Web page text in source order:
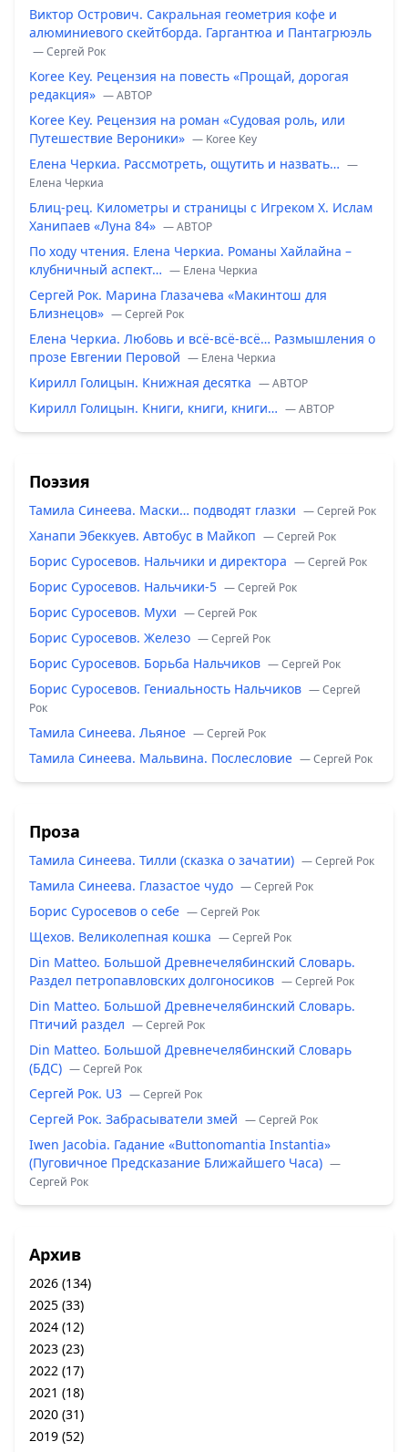
Виктор Острович. Сакральная геометрия кофе и
алюминиевого скейтборда. Гаргантюа и Пантагрюэль
— Сергей Рок
Koree Key. Рецензия на повесть «Прощай, дорогая
редакция» — ABTOP
Koree Key. Рецензия на роман «Судовая роль, или
Путешествие Вероники» — Koree Key
Елена Черкиа. Рассмотреть, ощутить и назвать… —
Елена Черкиа
Блиц-рец. Километры и страницы с Игреком Х. Ислам
Ханипаев «Луна 84» — ABTOP
По ходу чтения. Елена Черкиа. Романы Хайлайна –
клубничный аспект… — Елена Черкиа
Сергей Рок. Марина Глазачева «Макинтош для
Близнецов» — Сергей Рок
Елена Черкиа. Любовь и всё-всё-всё… Размышления о
прозе Евгении Перовой — Елена Черкиа
Кирилл Голицын. Книжная десятка — ABTOP
Кирилл Голицын. Книги, книги, книги… — ABTOP
Поэзия
Тамила Синеева. Маски… подводят глазки — Сергей Рок
Ханапи Эбеккуев. Автобус в Майкоп — Сергей Рок
Борис Суросевов. Нальчики и директора — Сергей Рок
Борис Суросевов. Нальчики-5 — Сергей Рок
Борис Суросевов. Мухи — Сергей Рок
Борис Суросевов. Железо — Сергей Рок
Борис Суросевов. Борьба Нальчиков — Сергей Рок
Борис Суросевов. Гениальность Нальчиков — Сергей
Рок
Тамила Синеева. Льяное — Сергей Рок
Тамила Синеева. Мальвина. Послесловие — Сергей Рок
Проза
Тамила Синеева. Тилли (сказка о зачатии) — Сергей Рок
Тамила Синеева. Глазастое чудо — Сергей Рок
Борис Суросевов о себе — Сергей Рок
Щехов. Великолепная кошка — Сергей Рок
Din Matteo. Большой Древнечелябинский Словарь.
Раздел петропавловских долгоносиков — Сергей Рок
Din Matteo. Большой Древнечелябинский Словарь.
Птичий раздел — Сергей Рок
Din Matteo. Большой Древнечелябинский Словарь
(БДС) — Сергей Рок
Сергей Рок. U3 — Сергей Рок
Сергей Рок. Забрасыватели змей — Сергей Рок
Iwen Jacobia. Гадание «Buttonomantia Instantia»
(Пуговичное Предсказание Ближайшего Часа) —
Сергей Рок
Архив
2026 (134)
2025 (33)
2024 (12)
2023 (23)
2022 (17)
2021 (18)
2020 (31)
2019 (52)